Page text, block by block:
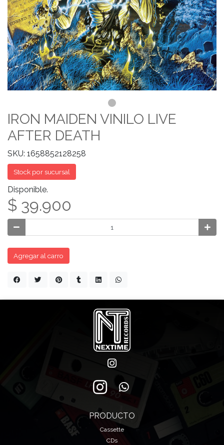
IRON MAIDEN VINILO LIVE
AFTER DEATH
SKU: 1658852128258
Stock por sucursal
Disponible.
$ 39.900
Agregar al carro
PRODUCTO
Cassette
CDs